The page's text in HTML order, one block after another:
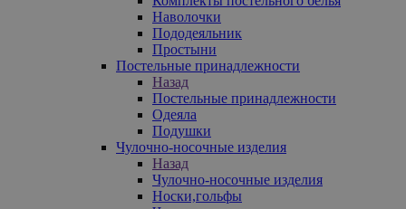
Наволочки
Пододеяльник
Простыни
Постельные принадлежности
Назад
Постельные принадлежности
Одеяла
Подушки
Чулочно-носочные изделия
Назад
Чулочно-носочные изделия
Носки,гольфы